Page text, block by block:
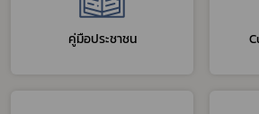
คู่มือประชาชน